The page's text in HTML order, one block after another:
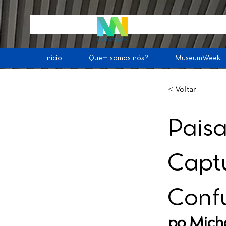
Início Quem somos nós? MuseumWeek
< Voltar